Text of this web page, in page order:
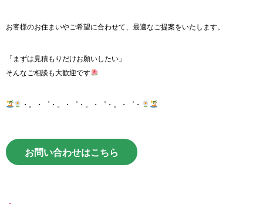
お客様のお住まいやご希望に合わせて、最適なご提案をいたします。
「まずは見積もりだけお願いしたい」
そんなご相談も大歓迎です
・。・゜・。・゜・。・゜・。・゜・
お問い合わせはこちら